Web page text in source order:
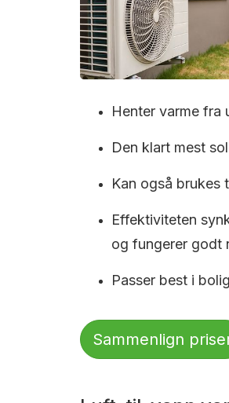
Henter varme fra
Den klart mest
Kan også brukes
Effektiviteten
og fungerer godt
Passer best i
Sammenlign